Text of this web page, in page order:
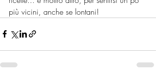
più vicini, anche se lontani!